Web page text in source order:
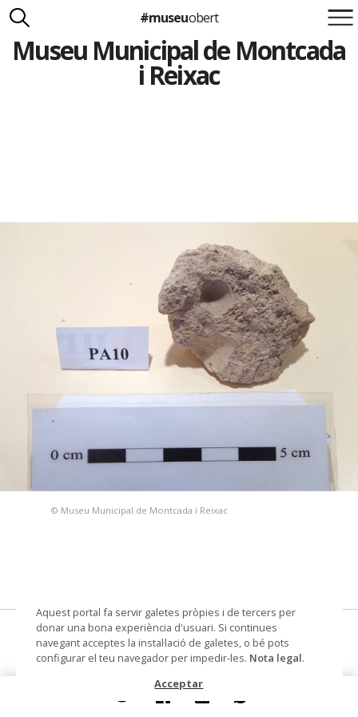
Suma't a la iniciativa
Carlota Royo
#museuobert
Museu Municipal de Montcada
i Reixac
© Museu Municipal de Montcada i Reixac
Anomia Burdigaliensis
conquilla amb opercle
Aquest portal fa servir galetes pròpies i de tercers per
donar una bona experiència d'usuari. Si continues
navegant acceptes la instal·lació de galetes, o bé pots
configurar el teu navegador per impedir-les. Nota legal.
Acceptar